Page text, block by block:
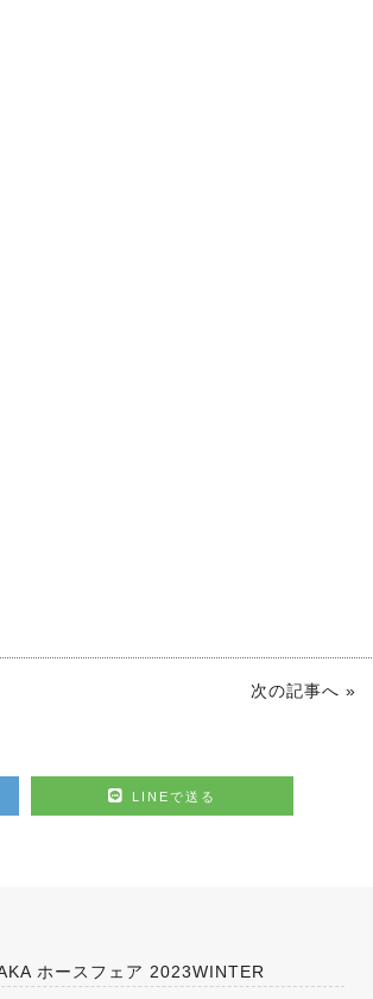
次の記事へ »
LINEで送る
ホースフェア 2023WINTER